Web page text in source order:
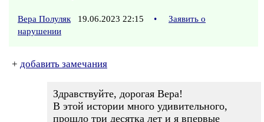
Вера Полуляк 19.06.2023 22:15 •
Заявить о
нарушении
+ добавить замечания
Здравствуйте, дорогая Вера!
В этой истории много удивительного,
прошло три десятка лет и я впервые